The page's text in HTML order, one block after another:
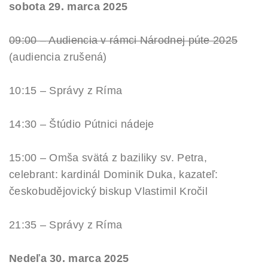
sobota 29. marca 2025
09:00 – Audiencia v rámci Národnej púte 2025
(audiencia zrušená)
10:15 – Správy z Ríma
14:30 – Štúdio Pútnici nádeje
15:00 – Omša svätá z baziliky sv. Petra,
celebrant: kardinál Dominik Duka, kazateľ:
českobudějovický biskup Vlastimil Kročil
21:35 – Správy z Ríma
Nedeľa 30. marca 2025